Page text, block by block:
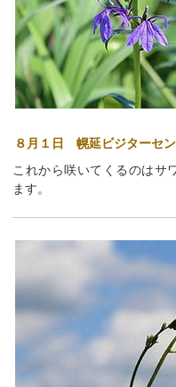
８月１日 幌延ビジターセ
これから咲いてくるのはサ
ます。